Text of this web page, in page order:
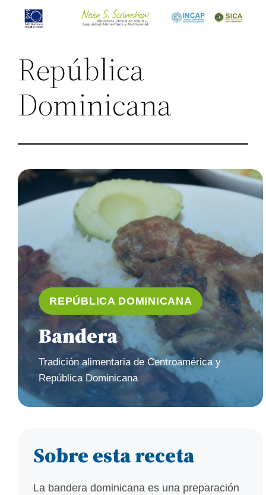
Saltar
República
Dominicana
REPÚBLICA DOMINICANA
Bandera
Tradición alimentaria de Centroamérica y
República Dominicana
Sobre esta receta
La bandera dominicana es una preparación